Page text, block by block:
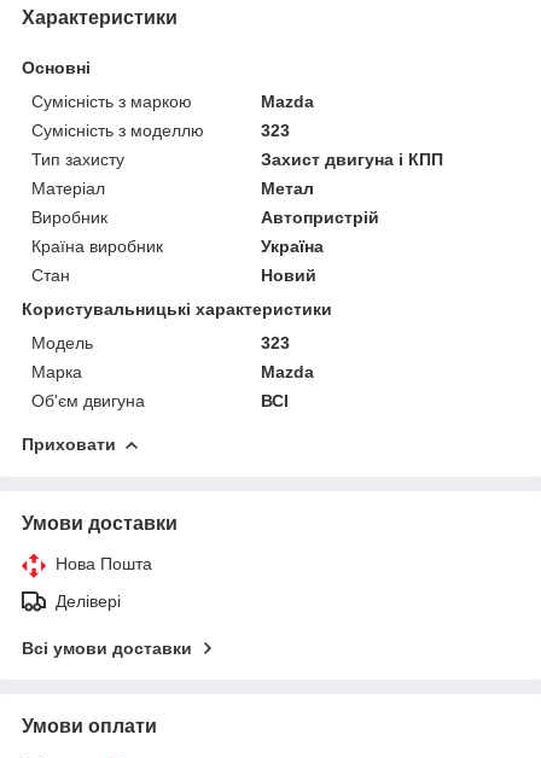
Характеристики
Основні
Сумісність з маркою
Mazda
Сумісність з моделлю
323
Тип захисту
Захист двигуна і КПП
Матеріал
Метал
Виробник
Автопристрій
Країна виробник
Україна
Стан
Новий
Користувальницькі характеристики
Модель
323
Марка
Mazda
Об'єм двигуна
ВСІ
Приховати
Умови доставки
Нова Пошта
Делівері
Всі умови доставки
Умови оплати